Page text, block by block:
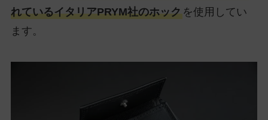
れているイタリアPRYM社のホックを使用してい
ます。